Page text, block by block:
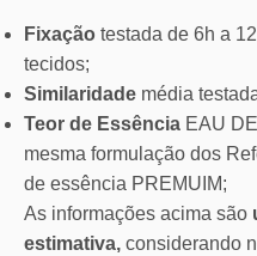
Fixação testada de 6h a
tecidos;
Similaridade média
Teor de Essência EAU
mesma formulação dos
de essência PREMUIM;
As informações acima são
estimativa, considerando